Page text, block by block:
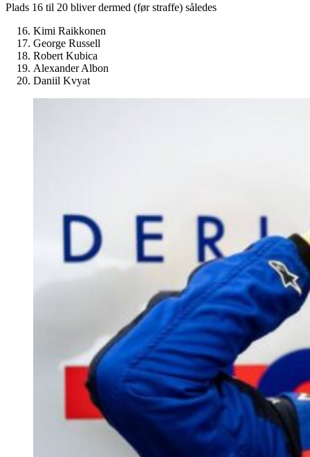
Plads 16 til 20 bliver dermed (før straffe) således
Kimi Raikkonen
George Russell
Robert Kubica
Alexander Albon
Daniil Kvyat